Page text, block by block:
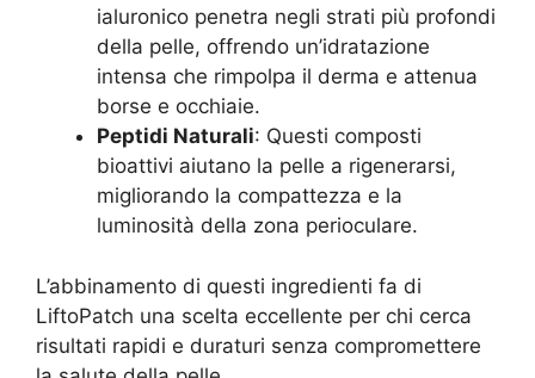
ialuronico penetra negli strati più profondi
della pelle, offrendo un’idratazione
intensa che rimpolpa il derma e attenua
borse e occhiaie.
Peptidi Naturali: Questi composti
bioattivi aiutano la pelle a rigenerarsi,
migliorando la compattezza e la
luminosità della zona perioculare.
L’abbinamento di questi ingredienti fa di
LiftoPatch una scelta eccellente per chi cerca
risultati rapidi e duraturi senza compromettere